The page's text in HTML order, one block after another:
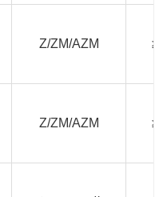
Z/ZM/AZM
Z/ZM/AZM